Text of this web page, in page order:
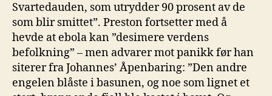
Svartedauden, som utrydder 90 prosent av de
som blir smittet”. Preston fortsetter med å
hevde at ebola kan ”desimere verdens
befolkning” – men advarer mot panikk før han
siterer fra Johannes’ Åpenbaring: ”Den andre
engelen blåste i basunen, og noe som lignet et